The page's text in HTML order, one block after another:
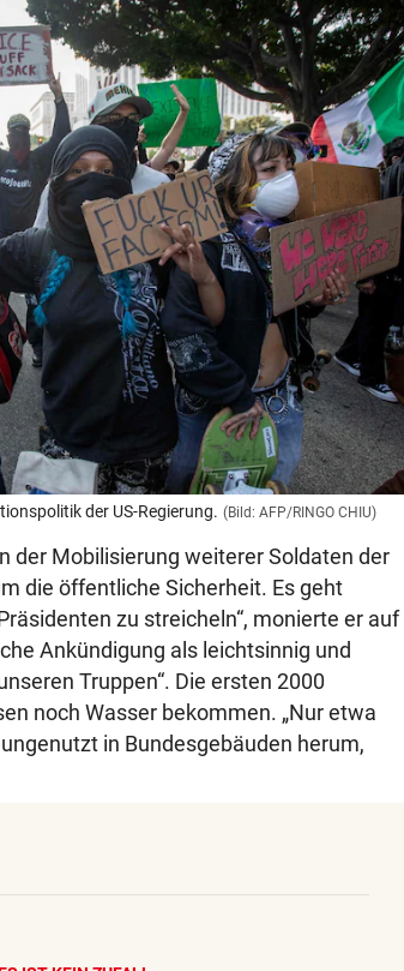
der US-Regierung. (Bild: AFP/RINGO CHIU)
der Mobilisierung weiterer Soldaten der
die öffentliche Sicherheit. Es geht
zu streicheln“, monierte er auf
Ankündigung als leichtsinnig und
Truppen“. Die ersten 2000
noch Wasser bekommen. „Nur etwa
in Bundesgebäuden herum,